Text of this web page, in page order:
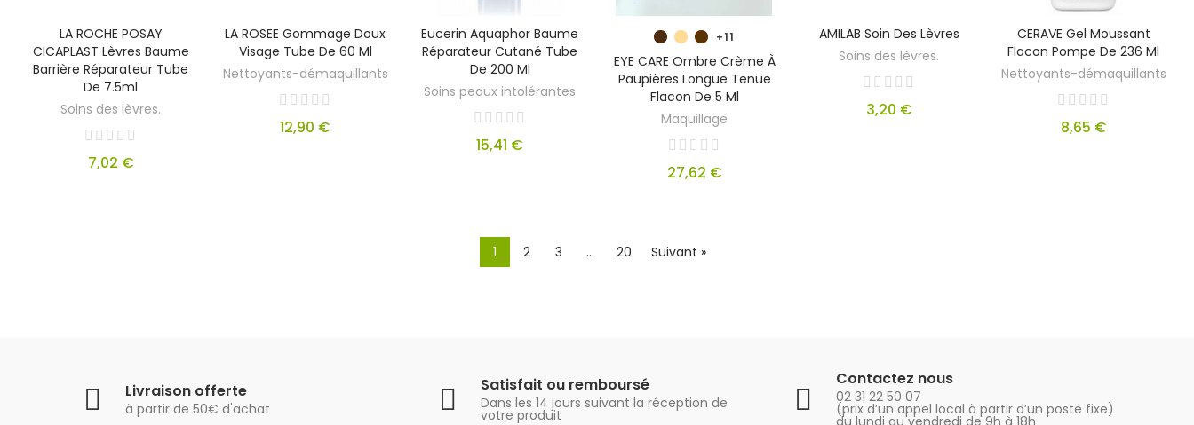
LA ROCHE POSAY
CICAPLAST Lèvres Baume
Barrière Réparateur Tube
De 7.5ml
Soins des lèvres.
7,02 €
LA ROSEE Gommage Doux
Visage Tube De 60 Ml
Nettoyants-démaquillants
12,90 €
Eucerin Aquaphor Baume
Réparateur Cutané Tube
De 200 Ml
Soins peaux intolérantes
15,41 €
+11
EYE CARE Ombre Crème À
Paupières Longue Tenue
Flacon De 5 Ml
Maquillage
27,62 €
AMILAB Soin Des Lèvres
Soins des lèvres.
3,20 €
CERAVE Gel Moussant
Flacon Pompe De 236 Ml
Nettoyants-démaquillants
8,65 €
1 2 3 … 20 Suivant »
Livraison offerte
à partir de 50€ d'achat
Satisfait ou remboursé
Dans les 14 jours suivant la réception de
votre produit
Contactez nous
02 31 22 50 07
(prix d’un appel local à partir d’un poste fixe)